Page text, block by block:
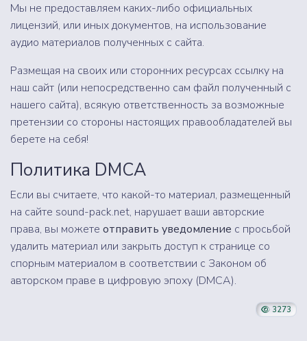
Мы не предоставляем каких-либо официальных
лицензий, или иных документов, на использование
аудио материалов полученных с сайта.
Размещая на своих или сторонних ресурсах ссылку на
наш сайт (или непосредственно сам файл полученный с
нашего сайта), всякую ответственность за возможные
претензии со стороны настоящих правообладателей вы
берете на себя!
Политика DMCA
Если вы считаете, что какой-то материал, размещенный
на сайте sound-pack.net, нарушает ваши авторские
права, вы можете отправить уведомление с просьбой
удалить материал или закрыть доступ к странице со
спорным материалом в соответствии с Законом об
авторском праве в цифровую эпоху (DMCA).
3273